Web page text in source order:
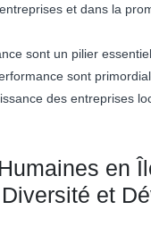
et dans la
sont un pilier
sont
des entreprises
en
et